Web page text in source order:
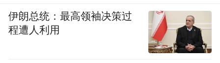
伊朗总统：最高领袖决策过
程遭人利用